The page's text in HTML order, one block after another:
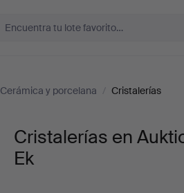
Cerámica y porcelana / Cristalerías
Cristalerías en
Ek